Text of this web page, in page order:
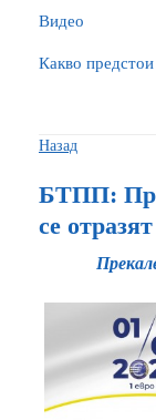
Видео
Какво предстои
Назад
БТПП:
се